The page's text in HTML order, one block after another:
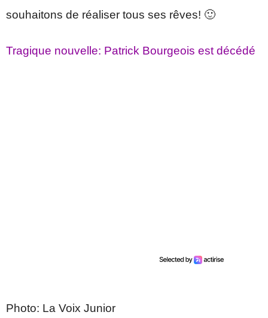
souhaitons de réaliser tous ses rêves! 🙂
Tragique nouvelle: Patrick Bourgeois est décédé
Photo: La Voix Junior